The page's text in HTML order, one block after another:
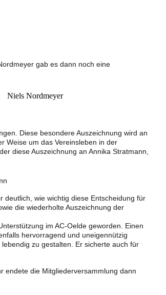
gab es dann noch eine
Niels Nordmeyer
Diese besondere Auszeichnung wird an
Weise um das Vereinsleben in der
diese Auszeichnung an Annika Stratmann,
deutlich, wie wichtig diese Entscheidung für
die wiederholte Auszeichnung der
im AC-Oelde geworden. Einen
hervorragend und uneigennützig
zu gestalten. Er sicherte auch für
endete die Mitgliederversammlung dann